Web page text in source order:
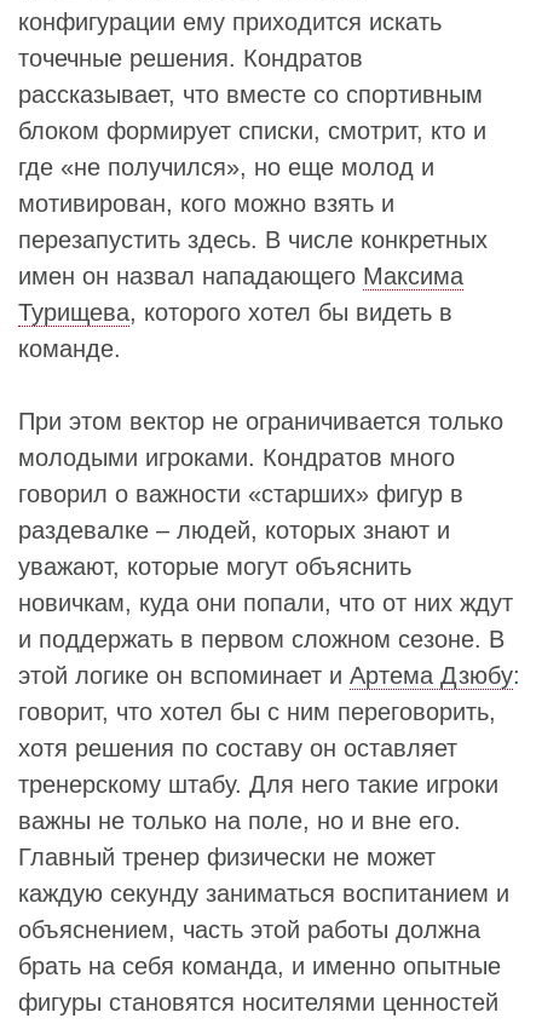
конфигурации ему приходится искать
точечные решения. Кондратов
рассказывает, что вместе со спортивным
блоком формирует списки, смотрит, кто и
где «не получился», но еще молод и
мотивирован, кого можно взять и
перезапустить здесь. В числе конкретных
имен он назвал нападающего Максима
Турищева, которого хотел бы видеть в
команде.
При этом вектор не ограничивается только
молодыми игроками. Кондратов много
говорил о важности «старших» фигур в
раздевалке – людей, которых знают и
уважают, которые могут объяснить
новичкам, куда они попали, что от них ждут
и поддержать в первом сложном сезоне. В
этой логике он вспоминает и Артема Дзюбу:
говорит, что хотел бы с ним переговорить,
хотя решения по составу он оставляет
тренерскому штабу. Для него такие игроки
важны не только на поле, но и вне его.
Главный тренер физически не может
каждую секунду заниматься воспитанием и
объяснением, часть этой работы должна
брать на себя команда, и именно опытные
фигуры становятся носителями ценностей